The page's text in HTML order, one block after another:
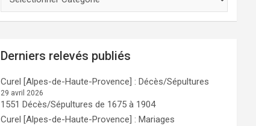
Derniers relevés publiés
Curel [Alpes-de-Haute-Provence] : Décès/Sépultures
29 avril 2026
1551 Décès/Sépultures de 1675 à 1904
Curel [Alpes-de-Haute-Provence] : Mariages